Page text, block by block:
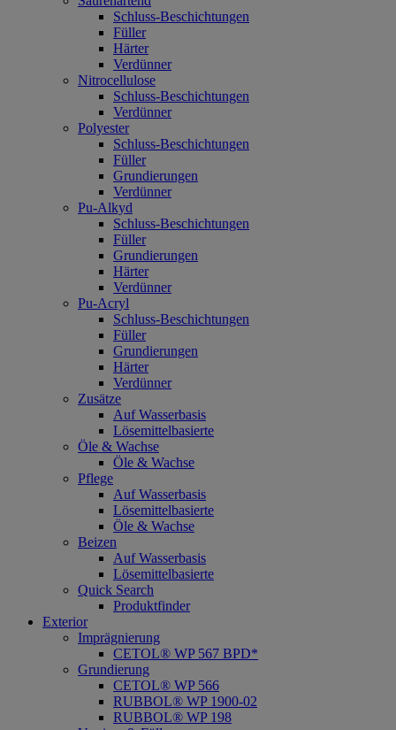
Schluss-Beschichtungen
Füller
Härter
Verdünner
Nitrocellulose
Schluss-Beschichtungen
Verdünner
Polyester
Schluss-Beschichtungen
Füller
Grundierungen
Verdünner
Pu-Alkyd
Schluss-Beschichtungen
Füller
Grundierungen
Härter
Verdünner
Pu-Acryl
Schluss-Beschichtungen
Füller
Grundierungen
Härter
Verdünner
Zusätze
Auf Wasserbasis
Lösemittelbasierte
Öle & Wachse
Öle & Wachse
Pflege
Auf Wasserbasis
Lösemittelbasierte
Öle & Wachse
Beizen
Auf Wasserbasis
Lösemittelbasierte
Quick Search
Produktfinder
Exterior
Imprägnierung
CETOL® WP 567 BPD*
Grundierung
CETOL® WP 566
RUBBOL® WP 1900-02
RUBBOL® WP 198